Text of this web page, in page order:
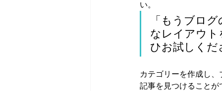
い。
「もうブロ
なレイアウト
ひお試しくだ
カテゴリーを作成し
記事を見つけること